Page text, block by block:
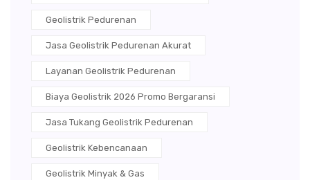
Geolistrik Pedurenan
Jasa Geolistrik Pedurenan Akurat
Layanan Geolistrik Pedurenan
Biaya Geolistrik 2026 Promo Bergaransi
Jasa Tukang Geolistrik Pedurenan
Geolistrik Kebencanaan
Geolistrik Minyak & Gas